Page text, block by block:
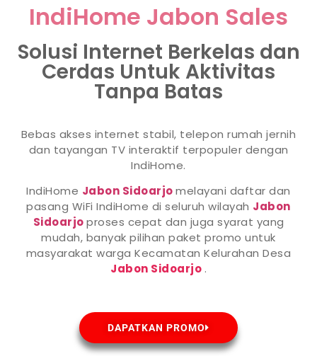
IndiHome Jabon Sales
Solusi Internet Berkelas dan
Cerdas Untuk Aktivitas
Tanpa Batas
Bebas akses internet stabil, telepon rumah jernih
dan tayangan TV interaktif terpopuler dengan
IndiHome.
IndiHome Jabon Sidoarjomelayani daftar dan
pasang WiFi IndiHome di seluruh wilayah Jabon
Sidoarjoproses cepat dan juga syarat yang
mudah, banyak pilihan paket promo untuk
masyarakat warga Kecamatan Kelurahan Desa
Jabon Sidoarjo .
DAPATKAN PROMO